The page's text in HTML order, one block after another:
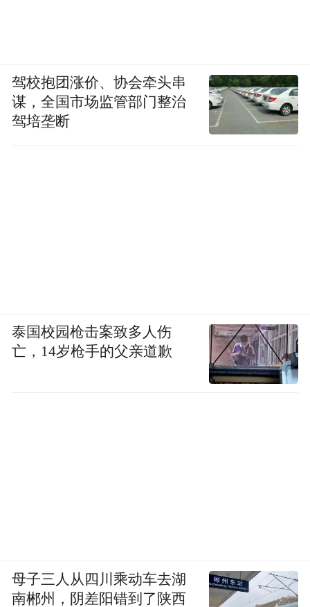
驾校抱团涨价、协会牵头串
谋，全国市场监管部门整治
驾培垄断
泰国校园枪击案致多人伤
亡，14岁枪手的父亲道歉
母子三人从四川乘动车去湖
南郴州，阴差阳错到了陕西